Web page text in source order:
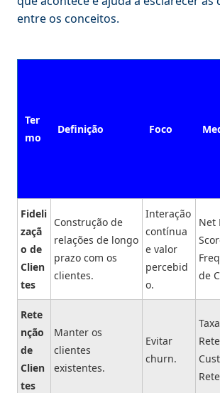
entre os conceitos.
Ter
mo
Definição Foco
Fideli
zaçã
o de
Clien
tes
Construção de
relações de longo
prazo com os
clientes.
Interação
contínua
e valor
percebid
o.
Net
de
Rete
nção
de
Clien
tes
Manter os
clientes
existentes.
Evitar
churn.